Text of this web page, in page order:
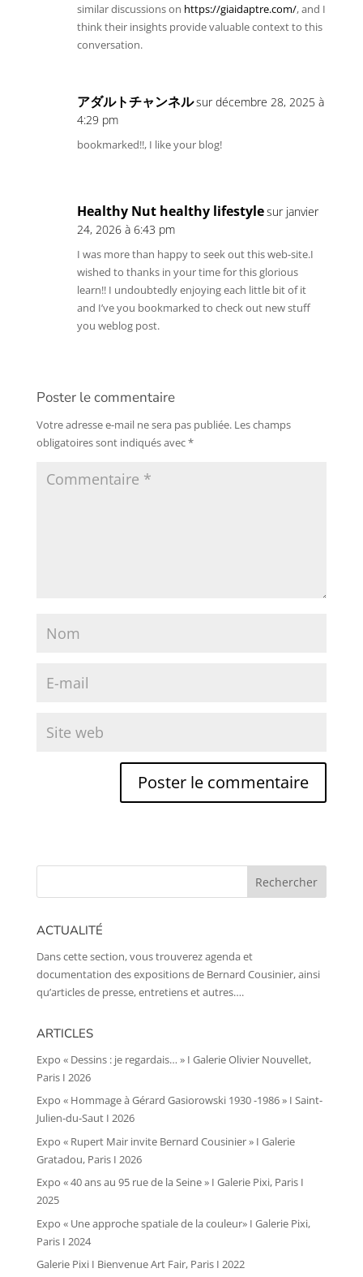
similar discussions on https://giaidaptre.com/, and I
think their insights provide valuable context to this
conversation.
アダルトチャンネルsur décembre 28, 2025 à
4:29 pm
bookmarked!!, I like your blog!
Healthy Nut healthy lifestylesur janvier
24, 2026 à 6:43 pm
I was more than happy to seek out this web-site.I
wished to thanks in your time for this glorious
learn!! I undoubtedly enjoying each little bit of it
and I’ve you bookmarked to check out new stuff
you weblog post.
Poster le commentaire
Votre adresse e-mail ne sera pas publiée. Les champs
obligatoires sont indiqués avec*
ACTUALITÉ
Dans cette section, vous trouverez agenda et
documentation des expositions de Bernard Cousinier, ainsi
qu’articles de presse, entretiens et autres….
ARTICLES
Expo « Dessins : je regardais… » I Galerie Olivier Nouvellet,
Paris I 2026
Expo « Hommage à Gérard Gasiorowski 1930 -1986 » I Saint-
Julien-du-Saut I 2026
Expo « Rupert Mair invite Bernard Cousinier » I Galerie
Gratadou, Paris I 2026
Expo « 40 ans au 95 rue de la Seine » I Galerie Pixi, Paris I
2025
Expo « Une approche spatiale de la couleur» I Galerie Pixi,
Paris I 2024
Galerie Pixi I Bienvenue Art Fair, Paris I 2022